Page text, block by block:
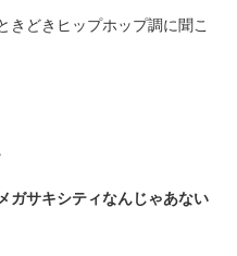
きどきヒップホップ調に聞こ
ガサキシティなんじゃあない